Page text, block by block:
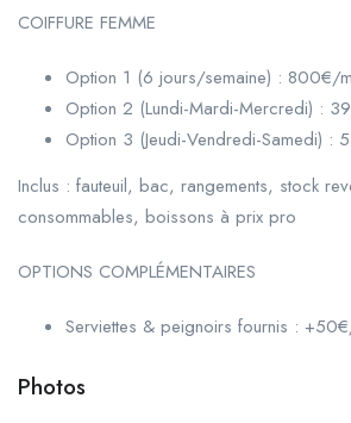
COIFFURE FEMME
Option 1 (6 jours/semaine) : 800€/
Option 2 (Lundi-Mardi-Mercredi) :
Option 3 (Jeudi-Vendredi-Samedi) :
Inclus : fauteuil, bac, rangements, stock
consommables, boissons à prix pro
OPTIONS COMPLÉMENTAIRES
Serviettes & peignoirs fournis :
Photos